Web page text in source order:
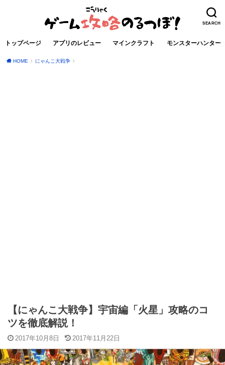
SEARCH
トップページ アプリのレビュー マインクラフト モンスターハンター
HOME にゃんこ大戦争
【にゃんこ大戦争】宇宙編「火星」攻略のコ
ツを徹底解説！
2017年10月8日 2017年11月22日